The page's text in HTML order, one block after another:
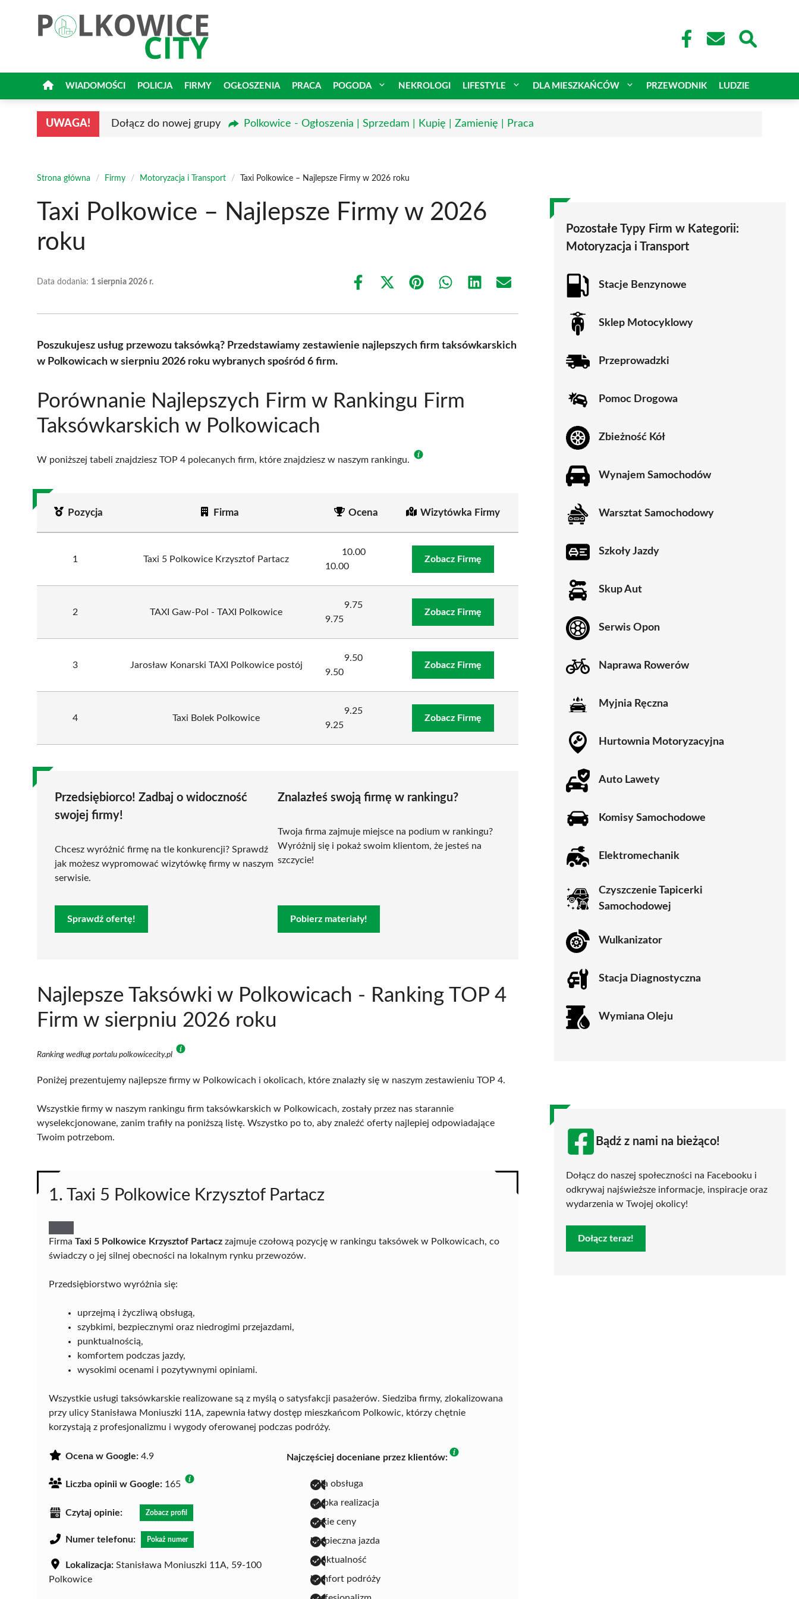
WIADOMOŚCI POLICJA FIRMY OGŁOSZENIA PRACA POGODA NEKROLOGI LIFESTYLE DLA MIESZKAŃCÓW PRZEWODNIK LUDZIE
UWAGA! Dołącz do nowej grupy Polkowice - Ogłoszenia | Sprzedam | Kupię | Zamienię | Praca
Strona główna / Firmy / Motoryzacja i Transport / Taxi Polkowice – Najlepsze Firmy w 2026 roku
Taxi Polkowice – Najlepsze Firmy w 2026
roku
Data dodania: 1 sierpnia 2026 r.
Share
Share
(Twitter)
Share Share Share Share
Poszukujesz usług przewozu taksówką? Przedstawiamy zestawienie najlepszych firm taksówkarskich
w Polkowicach w sierpniu 2026 roku wybranych spośród 6 firm.
Porównanie Najlepszych Firm w Rankingu Firm
Taksówkarskich w Polkowicach
W poniższej tabeli znajdziesz TOP 4 polecanych firm, które znajdziesz w naszym rankingu.
Pozycja Firma Ocena Wizytówka Firmy
1 Taxi 5 Polkowice Krzysztof Partacz
10.00
10.00
Zobacz Firmę
2 TAXI Gaw-Pol - TAXI Polkowice
9.75
9.75
Zobacz Firmę
3 Jarosław Konarski TAXI Polkowice postój
9.50
9.50
Zobacz Firmę
4 Taxi Bolek Polkowice
9.25
9.25
Zobacz Firmę
Przedsiębiorco! Zadbaj o widoczność
swojej firmy!
Chcesz wyróżnić firmę na tle konkurencji? Sprawdź
jak możesz wypromować wizytówkę firmy w naszym
serwisie.
Sprawdź ofertę!
Znalazłeś swoją firmę w rankingu?
Twoja firma zajmuje miejsce na podium w rankingu?
Wyróżnij się i pokaż swoim klientom, że jesteś na
szczycie!
Pobierz materiały!
Najlepsze Taksówki w Polkowicach - Ranking TOP 4
Firm w sierpniu 2026 roku
Ranking według portalu polkowicecity.pl
Poniżej prezentujemy najlepsze firmy w Polkowicach i okolicach, które znalazły się w naszym zestawieniu TOP 4.
Wszystkie firmy w naszym rankingu firm taksówkarskich w Polkowicach, zostały przez nas starannie
wyselekcjonowane, zanim trafiły na poniższą listę. Wszystko po to, aby znaleźć oferty najlepiej odpowiadające
Twoim potrzebom.
1. Taxi 5 Polkowice Krzysztof Partacz
Firma Taxi 5 Polkowice Krzysztof Partacz zajmuje czołową pozycję w rankingu taksówek w Polkowicach, co
świadczy o jej silnej obecności na lokalnym rynku przewozów.
Przedsiębiorstwo wyróżnia się:
uprzejmą i życzliwą obsługą,
szybkimi, bezpiecznymi oraz niedrogimi przejazdami,
punktualnością,
komfortem podczas jazdy,
wysokimi ocenami i pozytywnymi opiniami.
Wszystkie usługi taksówkarskie realizowane są z myślą o satysfakcji pasażerów. Siedziba firmy, zlokalizowana
przy ulicy Stanisława Moniuszki 11A, zapewnia łatwy dostęp mieszkańcom Polkowic, którzy chętnie
korzystają z profesjonalizmu i wygody oferowanej podczas podróży.
Ocena w Google: 4.9
Liczba opinii w Google: 165
Czytaj opinie: Zobacz profil
Numer telefonu: Pokaż numer
Lokalizacja: Stanisława Moniuszki 11A, 59-100
Polkowice
Najczęściej doceniane przez klientów:
miła obsługa
szybka realizacja
niskie ceny
bezpieczna jazda
punktualność
komfort podróży
Pozostałe Typy Firm w Kategorii:
Motoryzacja i Transport
Stacje Benzynowe
Sklep Motocyklowy
Przeprowadzki
Pomoc Drogowa
Zbieżność Kół
Wynajem Samochodów
Warsztat Samochodowy
Szkoły Jazdy
Skup Aut
Serwis Opon
Naprawa Rowerów
Myjnia Ręczna
Hurtownia Motoryzacyjna
Auto Lawety
Komisy Samochodowe
Elektromechanik
Czyszczenie Tapicerki
Samochodowej
Wulkanizator
Stacja Diagnostyczna
Wymiana Oleju
Bądź z nami na bieżąco!
Dołącz do naszej społeczności na Facebooku i
odkrywaj najświeższe informacje, inspiracje oraz
wydarzenia w Twojej okolicy!
Dołącz teraz!